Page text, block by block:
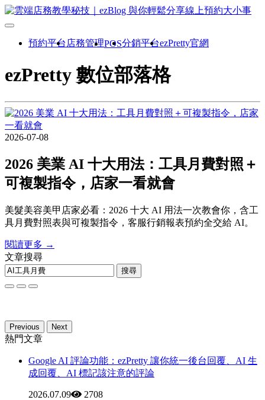
預約平台 店務管理POS分銷平台ezPretty官網
ezPretty 數位部落格
2026-07-08
2026 美業 AI 十大用法：工具月費對照＋
可複製指令，店家一看就會
美髮美容美甲店家必看：2026 十大 AI 用法一次教會你，含工
具月費對照表與可複製指令，客服行銷報表預約全交給 AI。
閱讀更多 →
文章搜尋
搜尋
Previous Next
熱門文章
Google AI 評論功能：ezPretty 讓你統一後台回覆、AI 生
成回覆、AI 標記該注意的評論
2026.07.09 2708